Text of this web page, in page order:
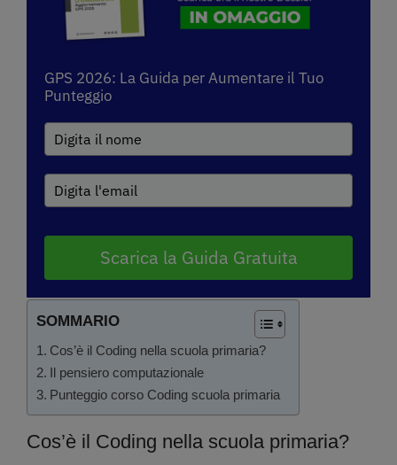
GPS 2026: La Guida per Aumentare il Tuo
Punteggio
Scarica la Guida Gratuita
SOMMARIO
Cos’è il Coding nella scuola primaria?
Il pensiero computazionale
Punteggio corso Coding scuola primaria
Cos’è il Coding nella scuola primaria?